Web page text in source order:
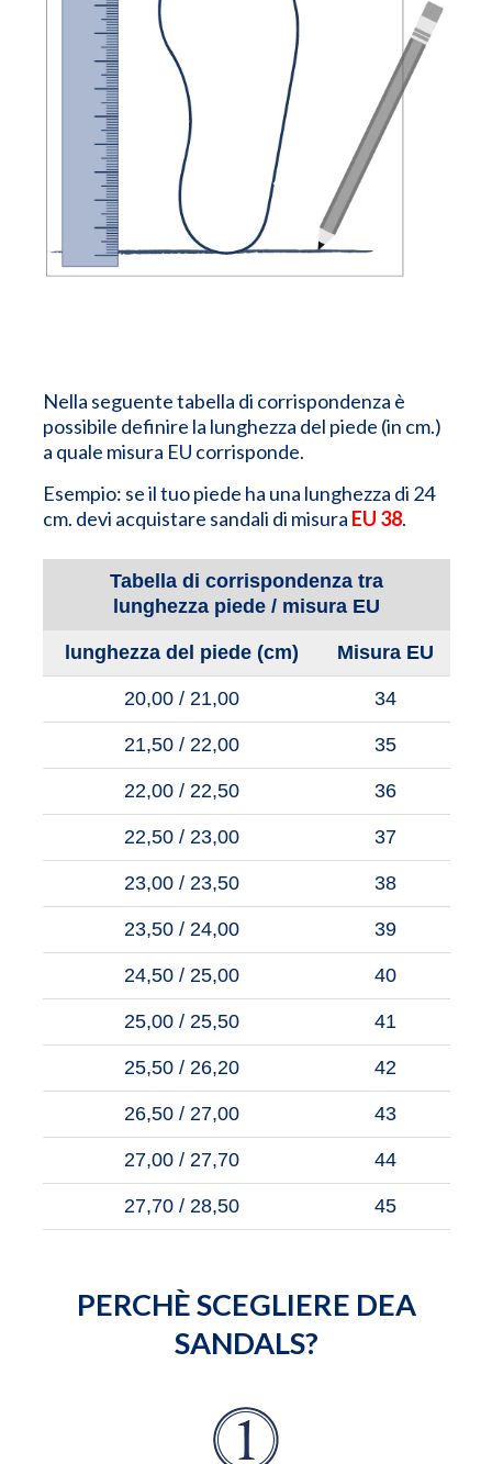
Nella seguente tabella di corrispondenza è
possibile definire la lunghezza del piede (in cm.)
a quale misura EU corrisponde.
Esempio: se il tuo piede ha una lunghezza di 24
cm. devi acquistare sandali di misura EU 38.
Tabella di corrispondenza tra
lunghezza piede / misura EU
lunghezza del piede (cm) Misura EU
20,00 / 21,00 34
21,50 / 22,00 35
22,00 / 22,50 36
22,50 / 23,00 37
23,00 / 23,50 38
23,50 / 24,00 39
24,50 / 25,00 40
25,00 / 25,50 41
25,50 / 26,20 42
26,50 / 27,00 43
27,00 / 27,70 44
27,70 / 28,50 45
PERCHÈ SCEGLIERE DEA
SANDALS?